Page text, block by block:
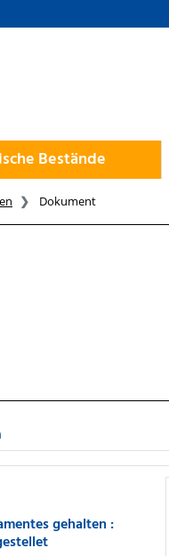
Bestände
Dokument
gehalten :